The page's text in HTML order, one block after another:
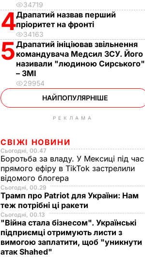
34719
4Драпатий назвав перший
пріоритет на фронті
34163
5Драпатий ініціював звільнення
командувача Медсил ЗСУ. Його
називали "людиною Сирського"
– ЗМІ
29954
НАЙПОПУЛЯРНІШЕ
РЕКЛАМА
СВІЖІ НОВИНИ
Сьогодні, 00.47
Боротьба за владу. У Мексиці під час
прямого ефіру в TikTok застрелили
відомого блогера
Сьогодні, 00.29
Трамп про Patriot для України: Нам
теж потрібні ці ракети
Сьогодні, 00.13
"Війна стала бізнесом". Українські
підприємці отримують листи з
вимогою заплатити, щоб "уникнути
атак Shahed"